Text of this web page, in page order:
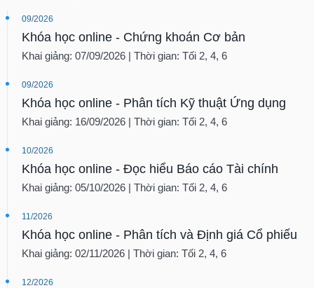
09/2026
Khóa học online - Chứng khoán Cơ bản
Khai giảng: 07/09/2026 | Thời gian: Tối 2, 4, 6
09/2026
Khóa học online - Phân tích Kỹ thuật Ứng dụng
Khai giảng: 16/09/2026 | Thời gian: Tối 2, 4, 6
10/2026
Khóa học online - Đọc hiểu Báo cáo Tài chính
Khai giảng: 05/10/2026 | Thời gian: Tối 2, 4, 6
11/2026
Khóa học online - Phân tích và Định giá Cổ phiếu
Khai giảng: 02/11/2026 | Thời gian: Tối 2, 4, 6
12/2026